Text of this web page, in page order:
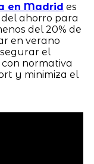
en Madrid es
ahorro para
del 20% de
en verano
el
normativa
y minimiza el